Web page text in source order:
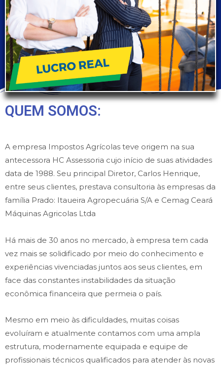
QUEM SOMOS:
A empresa Impostos Agrícolas teve origem na sua
antecessora HC Assessoria cujo início de suas atividades
data de 1988. Seu principal Diretor, Carlos Henrique,
entre seus clientes, prestava consultoria às empresas da
família Prado: Itaueira Agropecuária S/A e Cemag Ceará
Máquinas Agricolas Ltda
Há mais de 30 anos no mercado, à empresa tem cada
vez mais se solidificado por meio do conhecimento e
experiências vivenciadas juntos aos seus clientes, em
face das constantes instabilidades da situação
econômica financeira que permeia o país.
Mesmo em meio às dificuldades, muitas coisas
evoluíram e atualmente contamos com uma ampla
estrutura, modernamente equipada e equipe de
profissionais técnicos qualificados para atender às novas